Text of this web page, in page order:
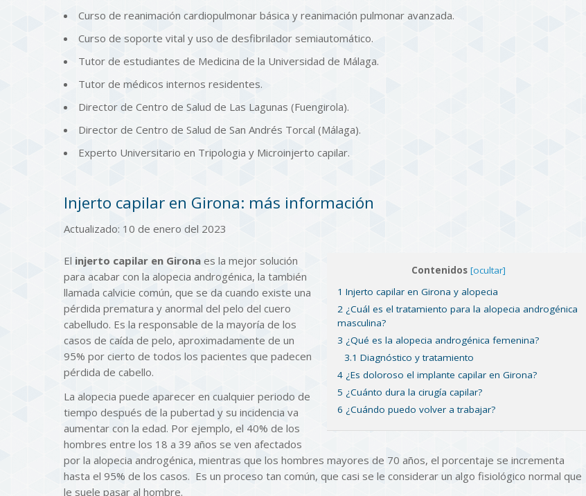
Curso de reanimación cardiopulmonar básica y reanimación pulmonar avanzada.
Curso de soporte vital y uso de desfibrilador semiautomático.
Tutor de estudiantes de Medicina de la Universidad de Málaga.
Tutor de médicos internos residentes.
Director de Centro de Salud de Las Lagunas (Fuengirola).
Director de Centro de Salud de San Andrés Torcal (Málaga).
Experto Universitario en Tripologia y Microinjerto capilar.
Injerto capilar en Girona: más información
Actualizado: 10 de enero del 2023
Contenidos [ocultar]
1 Injerto capilar en Girona y alopecia
2 ¿Cuál es el tratamiento para la alopecia androgénica
masculina?
3 ¿Qué es la alopecia androgénica femenina?
3.1 Diagnóstico y tratamiento
4 ¿Es doloroso el implante capilar en Girona?
5 ¿Cuánto dura la cirugía capilar?
6 ¿Cuándo puedo volver a trabajar?
El injerto capilar en Girona es la mejor solución
para acabar con la alopecia androgénica, la también
llamada calvicie común, que se da cuando existe una
pérdida prematura y anormal del pelo del cuero
cabelludo. Es la responsable de la mayoría de los
casos de caída de pelo, aproximadamente de un
95% por cierto de todos los pacientes que padecen
pérdida de cabello.
La alopecia puede aparecer en cualquier periodo de
tiempo después de la pubertad y su incidencia va
aumentar con la edad. Por ejemplo, el 40% de los
hombres entre los 18 a 39 años se ven afectados
por la alopecia androgénica, mientras que los hombres mayores de 70 años, el porcentaje se incrementa
hasta el 95% de los casos. Es un proceso tan común, que casi se le considerar un algo fisiológico normal que
le suele pasar al hombre.